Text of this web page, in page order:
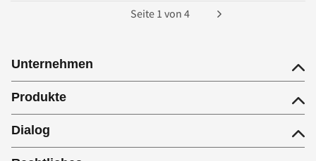
Seite 1 von 4
Unternehmen
Produkte
Dialog